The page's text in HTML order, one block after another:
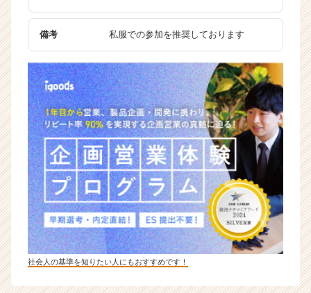
備考 私服での参加を推奨しております
社会人の基準を知りたい人にもおすすめです！